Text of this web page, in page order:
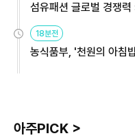
섬유패션 글로벌 경쟁
원
18분전
농식품부, '천원의 아침
아주PICK >